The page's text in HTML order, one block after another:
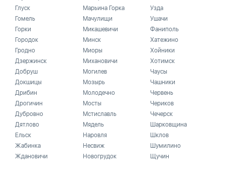
Глуск
Гомель
Горки
Городок
Гродно
Дзержинск
Добруш
Докшицы
Дрибин
Дрогичин
Дубровно
Дятлово
Ельск
Жабинка
Ждановичи
Марьина Горка
Мачулищи
Микашевичи
Минск
Миоры
Михановичи
Могилев
Мозырь
Молодечно
Мосты
Мстиславль
Мядель
Наровля
Несвиж
Новогрудок
Узда
Ушачи
Фаниполь
Хатежино
Хойники
Хотимск
Чаусы
Чашники
Червень
Чериков
Чечерск
Шарковщина
Шклов
Шумилино
Щучин